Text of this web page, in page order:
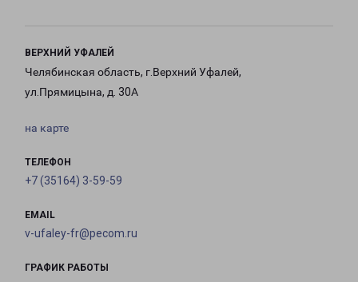
ВЕРХНИЙ УФАЛЕЙ
Челябинская область, г.Верхний Уфалей,
ул.Прямицына, д. 30А
на карте
ТЕЛЕФОН
+7 (35164) 3-59-59
EMAIL
v-ufaley-fr@pecom.ru
ГРАФИК РАБОТЫ